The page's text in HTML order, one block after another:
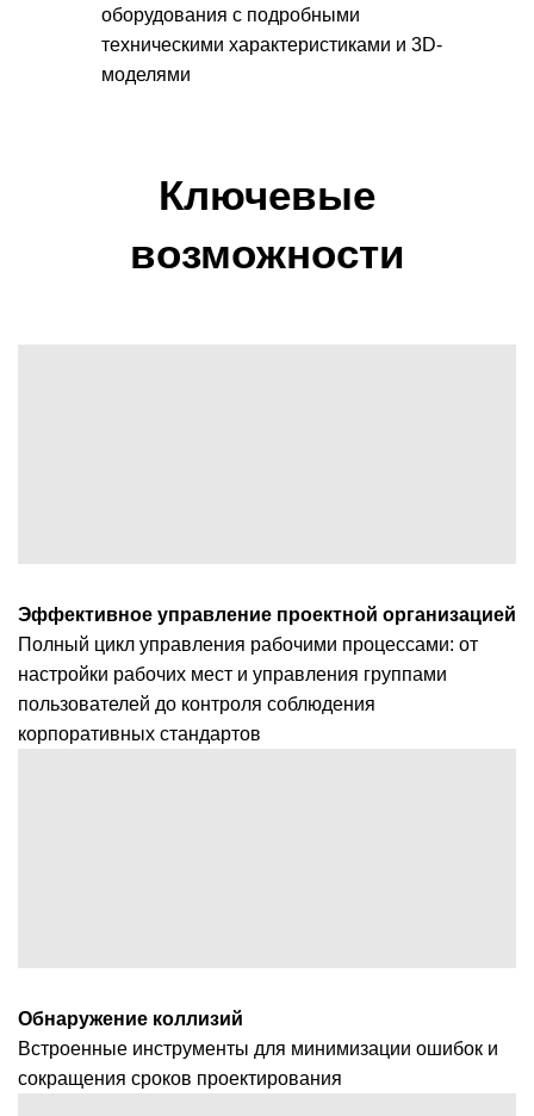
оборудования с подробными
техническими характеристиками и 3D-
моделями
Ключевые
возможности
Эффективное управление проектной организацией
Полный цикл управления рабочими процессами: от
настройки рабочих мест и управления группами
пользователей до контроля соблюдения
корпоративных стандартов
Обнаружение коллизий
Встроенные инструменты для минимизации ошибок и
сокращения сроков проектирования